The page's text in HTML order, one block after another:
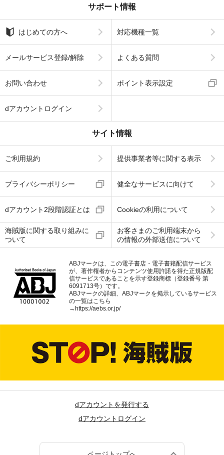
サポート情報
はじめての方へ 対応機種一覧
メールサービス登録/解除 よくある質問
お問い合わせ ポイント表示設定
dアカウントログイン
サイト情報
ご利用規約 提供事業者等に関する表示
プライバシーポリシー 健全なサービスに向けて
dアカウント2段階認証とは Cookieの利用について
海賊版に関する取り組みに
ついて
お客さまのご利用端末から
の情報の外部送信について
ABJマークは、この電子書店・電子書籍配信サービス
が、著作権者からコンテンツ使用許諾を得た正規版配
信サービスであることを示す登録商標（登録番号 第
6091713号）です。
ABJマークの詳細、ABJマークを掲示しているサービス
の一覧はこちら
→ https://aebs.or.jp/
dアカウントを発行する
dアカウントログイン